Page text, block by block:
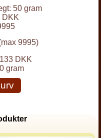
50 gram
DKK
9995)
133 DKK
gram